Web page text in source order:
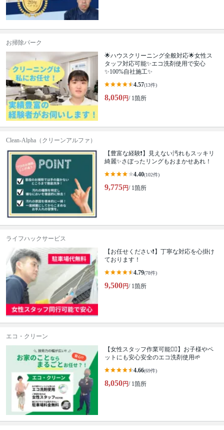
お掃除パーク
🌟ハウスクリーニング全般対応🌟女性ス
タッフ対応可能✨エコ洗剤使用で安心
✨100%自社施工✨
4.57(13件)
8,050円/ 1箇所
Clean-Alpha（クリーンアルファ）
【豊富な経験❗️】見えない汚れもスッキリ
綺麗✨さぼったリングもおまかせあれ！
4.40(102件)
9,775円/ 1箇所
ライフハックサービス
【お任せください❗️】丁寧な対応を心掛け
ております！
4.79(78件)
9,500円/ 1箇所
エコ・クリーン
【女性スタッフ作業可能🙆‍♀️】お子様やペ
ットにも安心安全のエコ洗剤使用🌱
4.66(69件)
8,050円/ 1箇所